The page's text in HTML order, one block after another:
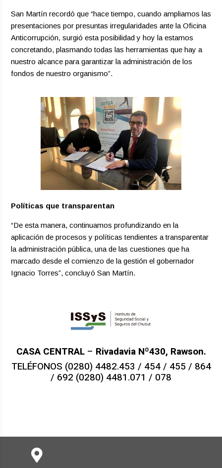
San Martín recordó que “hace tiempo, cuando ampliamos las
presentaciones por presuntas irregularidades ante la Oficina
Anticorrupción, surgió esta posibilidad y hoy la estamos
concretando, plasmando todas las herramientas que hay a
nuestro alcance para garantizar la administración de los
fondos de nuestro organismo”.
Políticas que transparentan
“De esta manera, continuamos profundizando en la
aplicación de procesos y políticas tendientes a transparentar
la administración pública, una de las cuestiones que ha
marcado desde el comienzo de la gestión el gobernador
Ignacio Torres”, concluyó San Martín.
CASA CENTRAL– Rivadavia Nº430, Rawson.
TELÉFONOS (0280) 4482.453 / 454 / 455 / 864
/ 692 (0280) 4481.071 / 078